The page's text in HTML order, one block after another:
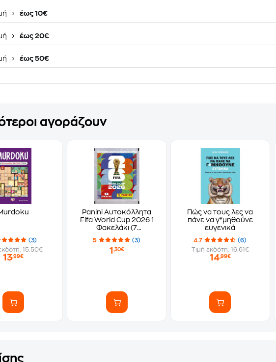
έως 10€
έως 20€
έως 50€
αγοράζουν
(3)
15.50€
13,99€
Panini Αυτοκόλλητα
Fifa World Cup 2026 1
Φακελάκι (7
Αυτοκόλλητα)
5 (3)
1 ,30€
Πώς να τους λες να
πάνε να γ*μηθούνε
ευγενικά
4.7
(6)
Τιμή εκδότη: 16.61€
14,99€